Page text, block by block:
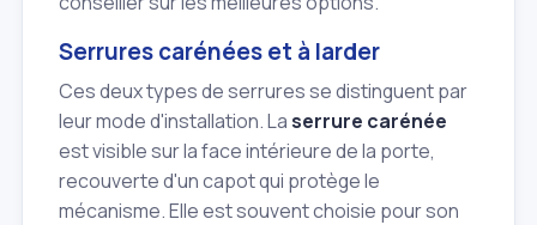
Serrures carénées et à larder
Ces deux types de serrures se distinguent par
leur mode d'installation. Laserrure carénée
est visible sur la face intérieure de la porte,
recouverte d'un capot qui protège le
mécanisme. Elle est souvent choisie pour son